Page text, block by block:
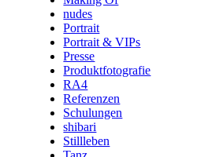
nudes
Portrait
Portrait & VIPs
Presse
Produktfotografie
RA4
Referenzen
Schulungen
shibari
Stillleben